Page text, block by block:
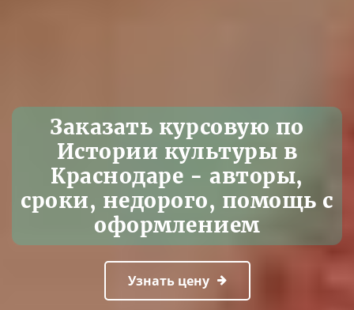
Заказать курсовую по
Истории культуры в
Краснодаре - авторы,
сроки, недорого, помощь с
оформлением
Узнать цену